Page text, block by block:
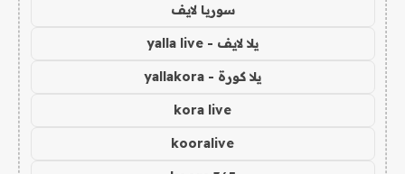
سوريا لايف
يلا لايف - yalla live
يلا كورة - yallakora
kora live
kooralive